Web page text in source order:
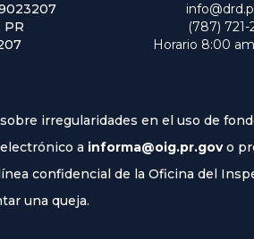
PR
(787)
Horario 8:00
irregularidades en el uso de
a informa@oig.pr.govo
confidencial de la Oficina del
una queja.